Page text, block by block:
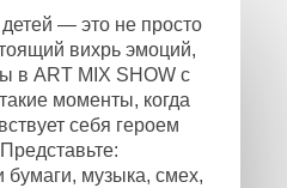
— это не просто
вихрь эмоций,
в ART MIX SHOW с
моменты, когда
себя героем
музыка, смех,